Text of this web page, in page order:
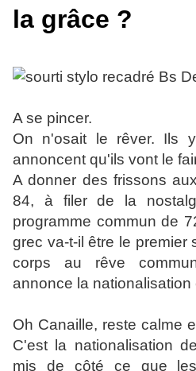
la grâce ?
A se pincer.
On n'osait le rêver. Ils
annoncent qu'ils vont le
A donner des frissons
84, à filer de la
programme commun de
grec va-t-il être le premier
corps au rêve
annonce la
Oh Canaille, reste calme
C'est la nationalisation
mis de côté ce que